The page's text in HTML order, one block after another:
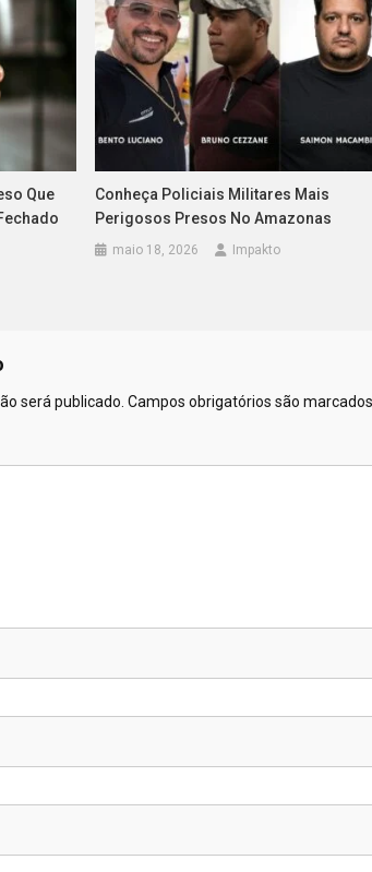
Que
Conheça Policiais Militares Mais
Perigosos Presos No Amazonas
maio 18, 2026 Impakto
será publicado. Campos obrigatórios são